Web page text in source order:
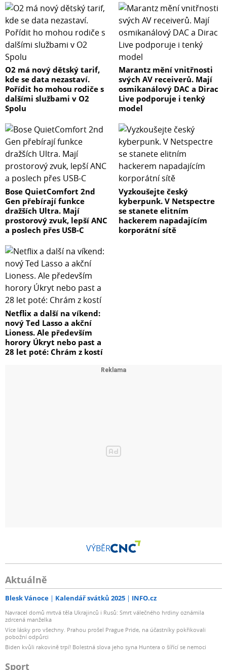
O2 má nový dětský tarif,
kde se data nezastaví.
Pořídit ho mohou rodiče s
dalšími službami v O2
Spolu
Marantz mění vnitřnosti
svých AV receiverů. Mají
osmikanálový DAC a Dirac
Live podporuje i tenký
model
Bose QuietComfort 2nd
Gen přebírají funkce
dražších Ultra. Mají
prostorový zvuk, lepší ANC
a poslech přes USB-C
Vyzkoušejte český
kyberpunk. V Netspectre
se stanete elitním
hackerem napadajícím
korporátní sítě
Netflix a další na víkend:
nový Ted Lasso a akční
Lioness. Ale především
horory Úkryt nebo past a
28 let poté: Chrám z kostí
VÝBĚR
Aktuálně
Blesk Vánoce Kalendář svátků 2025 INFO.cz
Navracel domů mrtvá těla Ukrajinců i Rusů: Smrt válečného hrdiny oznámila
zdrcená manželka
Více lásky pro všechny. Prahou prošel Prague Pride, na účastníky pokřikovali
pobožní odpůrci
Biden kvůli rakovině trpí! Bolestná slova jeho syna Huntera o šířící se nemoci
Sport